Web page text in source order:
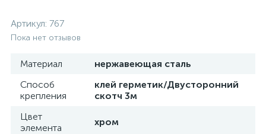
Артикул: 767
Пока нет отзывов
Материал
нержавеющая сталь
Способ
крепления
клей герметик/Двусторонний
скотч 3м
Цвет
элемента
хром